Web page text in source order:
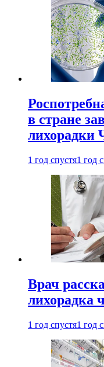
в стране
лихорадки
1 год спустя1 год
Врач
лихорадка
1 год спустя1 год